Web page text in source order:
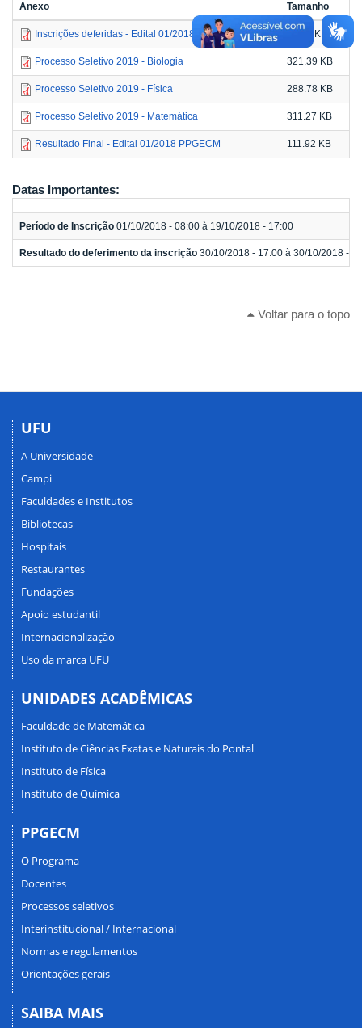
Anexo Tamanho
Inscrições deferidas - Edital 01/2018 PPGECM 91.93 KB
Processo Seletivo 2019 - Biologia 321.39 KB
Processo Seletivo 2019 - Física 288.78 KB
Processo Seletivo 2019 - Matemática 311.27 KB
Resultado Final - Edital 01/2018 PPGECM 111.92 KB
Datas Importantes:
Período de Inscrição 01/10/2018 - 08:00 à 19/10/2018 - 17:00
Resultado do deferimento da inscrição 30/10/2018 - 17:00 à 30/10/2018 -
Voltar para o topo
UFU
A Universidade
Campi
Faculdades e Institutos
Bibliotecas
Hospitais
Restaurantes
Fundações
Apoio estudantil
Internacionalização
Uso da marca UFU
UNIDADES ACADÊMICAS
Faculdade de Matemática
Instituto de Ciências Exatas e Naturais do Pontal
Instituto de Física
Instituto de Química
PPGECM
O Programa
Docentes
Processos seletivos
Interinstitucional / Internacional
Normas e regulamentos
Orientações gerais
SAIBA MAIS